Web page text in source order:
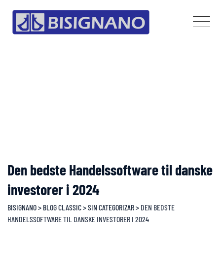
content
Den bedste Handelssoftware til danske
investorer i 2024
BISIGNANO> BLOG CLASSIC>SIN CATEGORIZAR> DEN BEDSTE
HANDELSSOFTWARE TIL DANSKE INVESTORER I 2024